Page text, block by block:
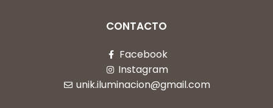
CONTACTO
Facebook
Instagram
unik.iluminacion@gmail.com